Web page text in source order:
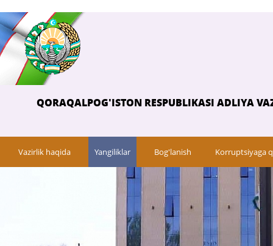
QORAQALPOG'ISTON RESPUBLIKASI ADLIYA
Vazirlik haqida Yangiliklar Bog'lanish Korruptsiyaga